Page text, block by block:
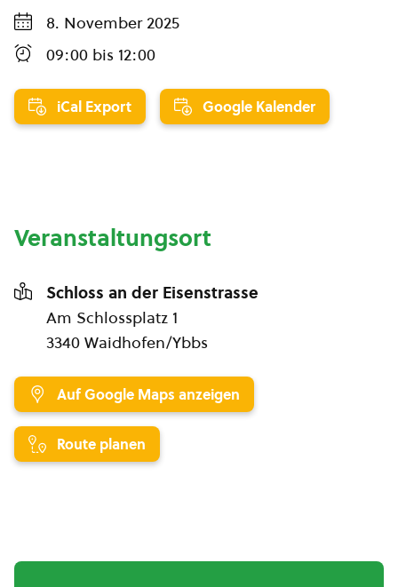
8. November 2025
09:00 bis 12:00
iCal Export Google Kalender
Veranstaltungsort
Schloss an der Eisenstrasse
Am Schlossplatz 1
3340 Waidhofen/Ybbs
Auf Google Maps anzeigen
Route planen